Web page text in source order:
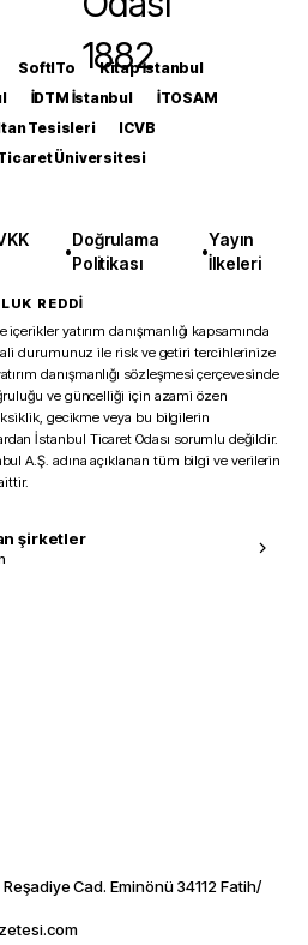
SoftITo
Kitap İstanbul
İDTM İstanbul
İTOSAM
Tesisleri
ICVB
Üniversitesi
•
Doğrulama
Politikası
•
Yayın
İlkeleri
REDDİ
yatırım danışmanlığı kapsamında
durumunuz ile risk ve getiri tercihlerinize
danışmanlığı sözleşmesi çerçevesinde
ve güncelliği için azami özen
gecikme veya bu bilgilerin
İstanbul Ticaret Odası sorumlu değildir.
A.Ş. adına açıklanan tüm bilgi ve verilerin
şirketler
Cad. Eminönü 34112 Fatih/